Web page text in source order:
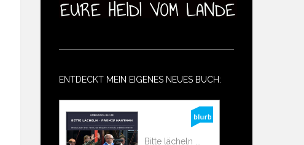
ENTDECKT MEIN EIGENES NEUES BUCH:
Bitte lächeln ...